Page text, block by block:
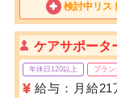
検討中リス
ケアサポータ
年休日120以上 ブラン
給与：月給